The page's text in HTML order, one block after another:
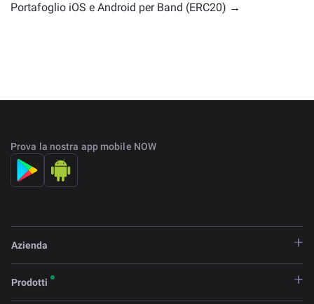
Portafoglio iOS e Android per Band (ERC20) →
Prova la nostra app mobile NOW
Azienda
Prodotti